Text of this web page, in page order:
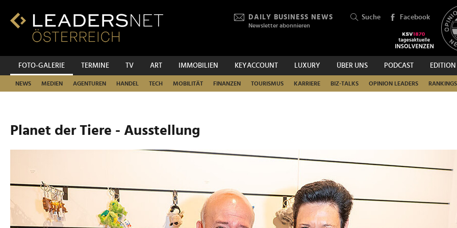
Inhalt
Fußzeilen-
Hauptnavigation
DAILY BUSINESS NEWS
Newsletter abonnieren
Suche Facebook
FOTO-GALERIE TERMINE TV ART IMMOBILIEN KEYACCOUNT LUXURY ÜBER UNS PODCAST EDITION
NEWS MEDIEN AGENTUREN HANDEL TECH MOBILITÄT FINANZEN TOURISMUS KARRIERE BIZ-TALKS OPINION LEADERS RANKINGS
SUCHEN
Planet der Tiere - Ausstellung